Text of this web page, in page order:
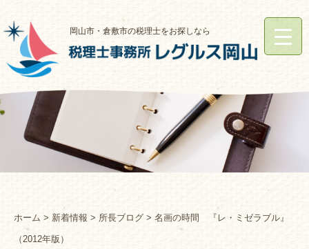
岡山市・倉敷市の税理士をお探しなら
ホーム > 新着情報 > 所長ブログ > 名画の時間 『レ・ミゼラブル』
（2012年版）